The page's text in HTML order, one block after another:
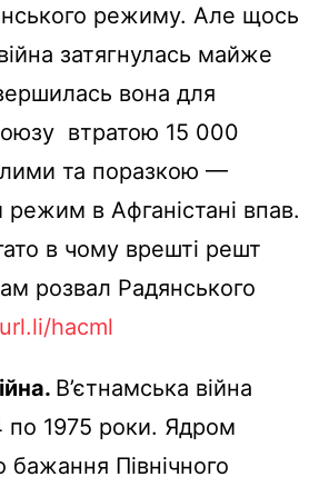
режиму. Але щось
затягнулась майже
вона для
втратою 15 000
та поразкою —
режим в Афганістані впав.
в чому врешті решт
розвал Радянського
hacml
В’єтнамська війна
по 1975 роки. Ядром
бажання Північного